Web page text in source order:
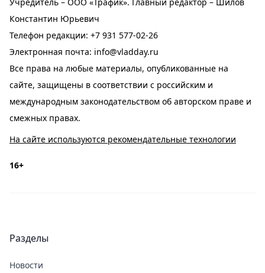
Константин Юрьевич
Телефон редакции: +7 931 577-02-26
Электронная почта: info@vladday.ru
Все права на любые материалы, опубликованные на
сайте, защищены в соответствии с российским и
международным законодательством об авторском праве и
смежных правах.
На сайте используются рекомендательные технологии
16+
Разделы
Новости